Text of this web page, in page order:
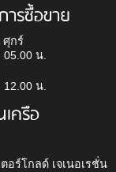
ารซื้อขาย
ศุกร์
น.
น.
ครือ
อร์โกลด์ เจเนอเรชั่น